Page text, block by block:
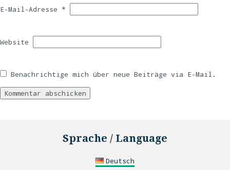
E-Mail-Adresse *
Website
Benachrichtige mich über neue Beiträge via E-Mail.
Sprache / Language
Deutsch